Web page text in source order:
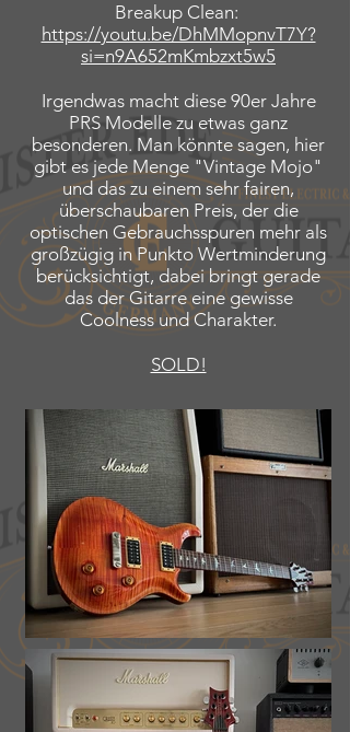
Breakup Clean:
https://youtu.be/DhMMopnvT7Y?
si=n9A652mKmbzxt5w5
Irgendwas macht diese 90er Jahre
PRS Modelle zu etwas ganz
besonderen. Man könnte sagen, hier
gibt es jede Menge "Vintage Mojo"
und das zu einem sehr fairen,
überschaubaren Preis, der die
optischen Gebrauchsspuren mehr als
großzügig in Punkto Wertminderung
berücksichtigt, dabei bringt gerade
das der Gitarre eine gewisse
Coolness und Charakter.
SOLD!